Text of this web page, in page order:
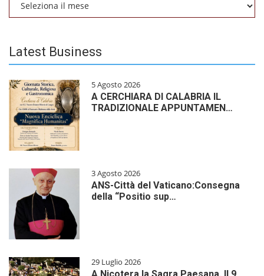
Latest Business
5 Agosto 2026
A CERCHIARA DI CALABRIA IL
TRADIZIONALE APPUNTAMEN…
3 Agosto 2026
ANS-Città del Vaticano:Consegna
della “Positio sup…
29 Luglio 2026